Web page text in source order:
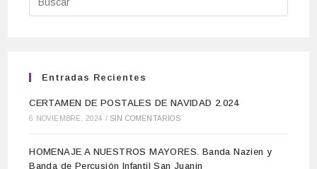
Entradas Recientes
CERTAMEN DE POSTALES DE NAVIDAD 2.024
6 NOVIEMBRE, 2024 / SIN COMENTARIOS
HOMENAJE A NUESTROS MAYORES. Banda Nazien y
Banda de Percusión Infantil San Juanin